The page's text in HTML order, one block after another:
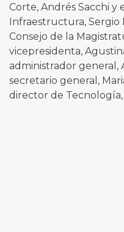
Corte, Andrés Sacchi y
Infraestructura, Sergio
Consejo de la
vicepresidenta,
administrador general,
secretario general,
director de